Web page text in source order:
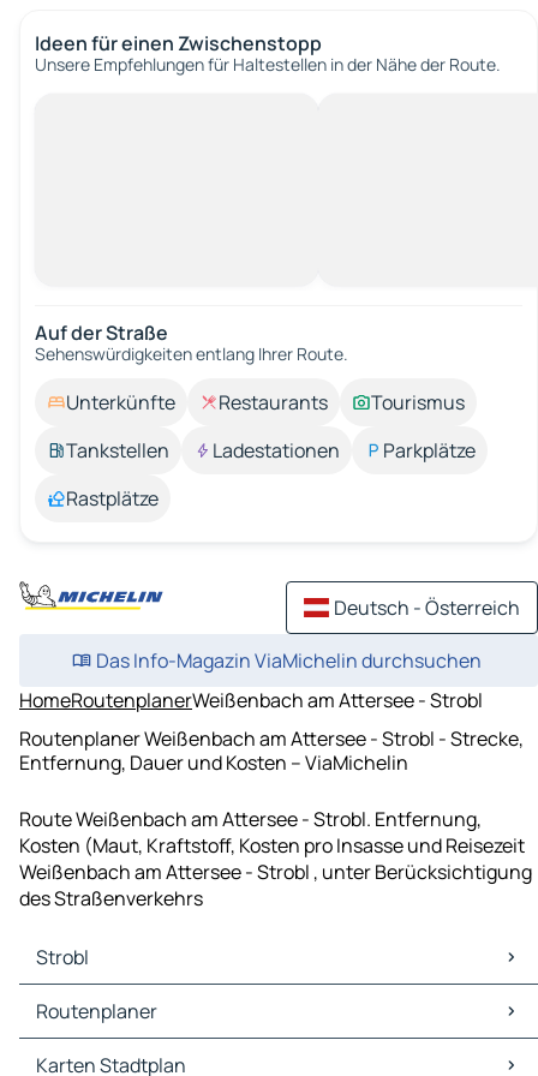
Ideen für einen Zwischenstopp
Unsere Empfehlungen für Haltestellen in der Nähe der Route.
Auf der Straße
Sehenswürdigkeiten entlang Ihrer Route.
Unterkünfte Restaurants
Tourismus
Tankstellen
Ladestationen
Parkplätze
Rastplätze
Deutsch - Österreich
Das Info-Magazin ViaMichelin durchsuchen
HomeRoutenplanerWeißenbach am Attersee - Strobl
Routenplaner Weißenbach am Attersee - Strobl - Strecke,
Entfernung, Dauer und Kosten – ViaMichelin
Route Weißenbach am Attersee - Strobl. Entfernung,
Kosten (Maut, Kraftstoff, Kosten pro Insasse und Reisezeit
Weißenbach am Attersee - Strobl , unter Berücksichtigung
des Straßenverkehrs
Strobl
Strobl Karten Stadtplan
Strobl Verkehr
Strobl Hotels
Routenplaner
Routenplaner Strobl - Ramsau
Karten Stadtplan